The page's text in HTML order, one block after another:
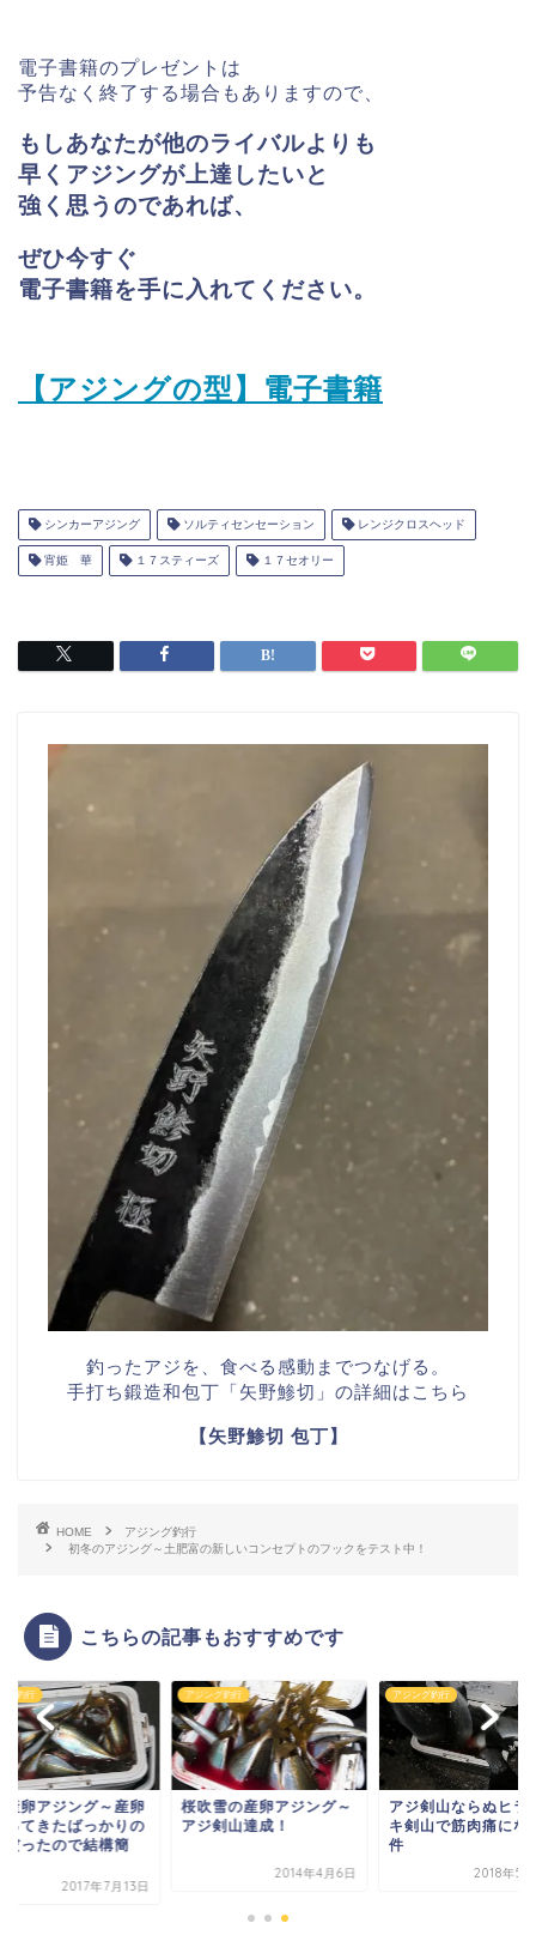
電子書籍のプレゼントは
予告なく終了する場合もありますので、
もしあなたが他のライバルよりも
早く アジングが上達したいと
強く思うのであれば、
ぜひ今すぐ
電子書籍を手に入れてください。
【アジングの型】電子書籍
シンカーアジング ソルティセンセーション レンジクロスヘッド
宵姫 華 １７スティーズ １７セオリー
釣ったアジを、食べる感動までつなげる。
手打ち鍛造和包丁「矢野鯵切」の詳細はこちら
【矢野鯵切 包丁】
HOME
アジング釣行
初冬のアジング～土肥富の新しいコンセプトのフックをテスト中！
こちらの記事もおすすめです
グ釣行
産卵アジング～産卵
ってきたばっかりの
だったので結構簡
2017年7月13日
アジング釣行
桜吹雪の産卵アジング～
アジ剣山達成！
2014年4月6日
アジング釣行
アジ剣山ならぬヒラ
キ剣山で筋肉痛にな
件
2018年5